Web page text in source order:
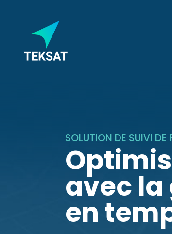
SOLUTION DE SUIVI DE
avec
en